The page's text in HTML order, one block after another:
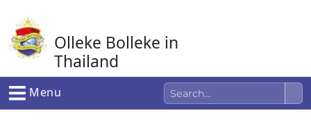
naar
de
inhoud
Olleke Bolleke in
Thailand
In Thailand
Menu